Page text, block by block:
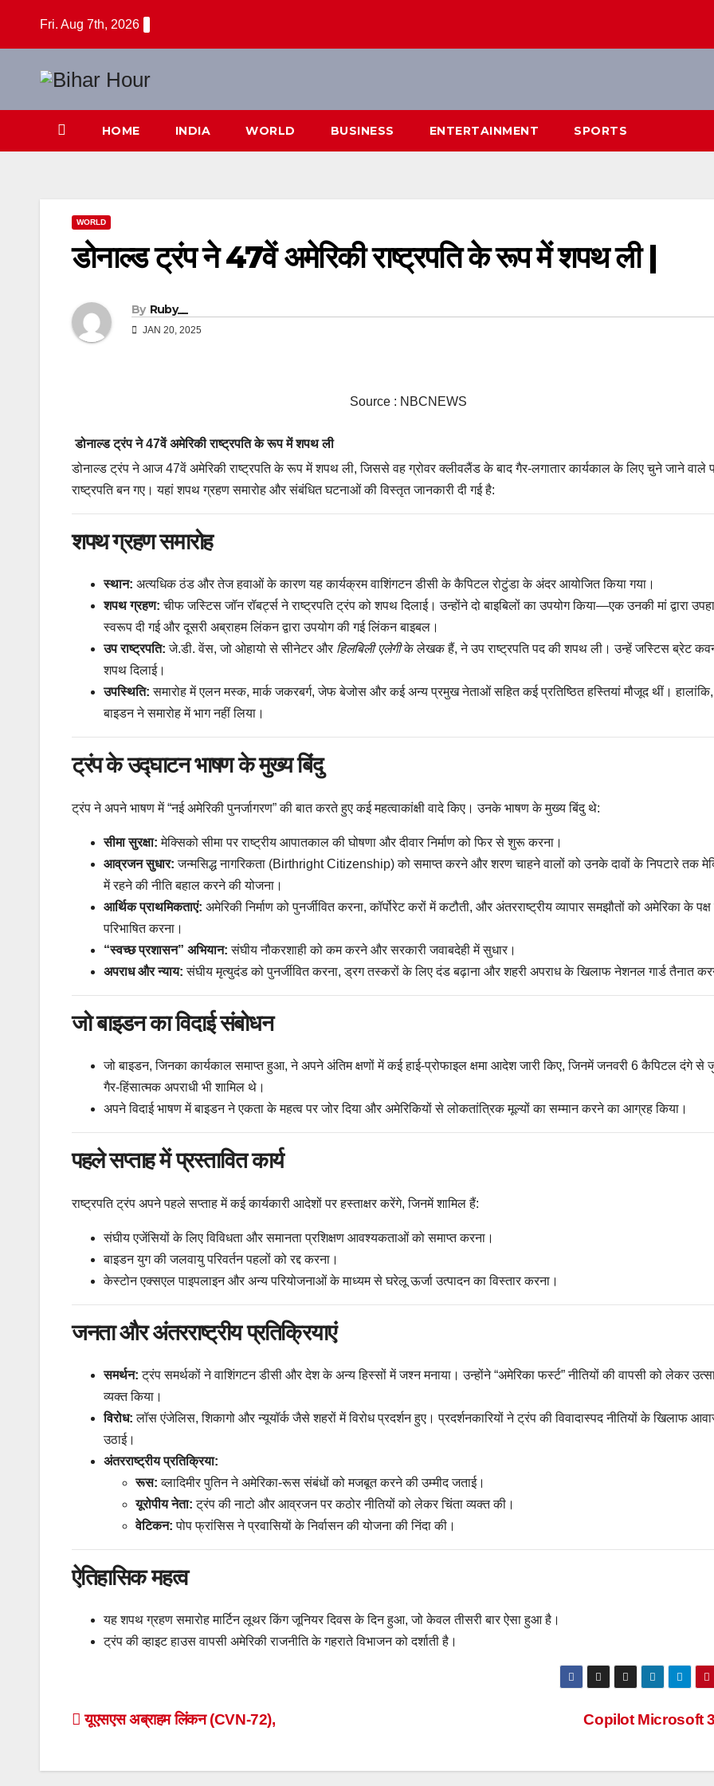
Fri. Aug 7th, 2026
HOME INDIA WORLD BUSINESS ENTERTAINMENT SPORTS
WORLD
डोनाल्ड ट्रंप ने 47वें अमेरिकी राष्ट्रपति के रूप में शपथ ली |
By Ruby__
JAN 20, 2025
Source : NBCNEWS
डोनाल्ड ट्रंप ने 47वें अमेरिकी राष्ट्रपति के रूप में शपथ ली
डोनाल्ड ट्रंप ने आज 47वें अमेरिकी राष्ट्रपति के रूप में शपथ ली, जिससे वह ग्रोवर क्लीवलैंड के बाद गैर-लगातार कार्यकाल के लिए चुने जाने वाले
राष्ट्रपति बन गए। यहां शपथ ग्रहण समारोह और संबंधित घटनाओं की विस्तृत जानकारी दी गई है:
शपथ ग्रहण समारोह
स्थान: अत्यधिक ठंड और तेज हवाओं के कारण यह कार्यक्रम वाशिंगटन डीसी के कैपिटल रोटुंडा के अंदर आयोजित किया गया।
शपथ ग्रहण: चीफ जस्टिस जॉन रॉबर्ट्स ने राष्ट्रपति ट्रंप को शपथ दिलाई। उन्होंने दो बाइबिलों का उपयोग किया—एक उनकी मां द्वारा
स्वरूप दी गई और दूसरी अब्राहम लिंकन द्वारा उपयोग की गई लिंकन बाइबल।
उप राष्ट्रपति: जे.डी. वेंस, जो ओहायो से सीनेटर और हिलबिली एलेगीके लेखक हैं, ने उप राष्ट्रपति पद की शपथ ली। उन्हें जस्टिस ब्रेट
शपथ दिलाई।
उपस्थिति: समारोह में एलन मस्क, मार्क जकरबर्ग, जेफ बेजोस और कई अन्य प्रमुख नेताओं सहित कई प्रतिष्ठित हस्तियां मौजूद थीं।
बाइडन ने समारोह में भाग नहीं लिया।
ट्रंप के उद्घाटन भाषण के मुख्य बिंदु
ट्रंप ने अपने भाषण में “नई अमेरिकी पुनर्जागरण” की बात करते हुए कई महत्वाकांक्षी वादे किए। उनके भाषण के मुख्य बिंदु थे:
सीमा सुरक्षा: मेक्सिको सीमा पर राष्ट्रीय आपातकाल की घोषणा और दीवार निर्माण को फिर से शुरू करना।
आव्रजन सुधार: जन्मसिद्ध नागरिकता (Birthright Citizenship) को समाप्त करने और शरण चाहने वालों को उनके दावों के निपटारे तक
में रहने की नीति बहाल करने की योजना।
आर्थिक प्राथमिकताएं: अमेरिकी निर्माण को पुनर्जीवित करना, कॉर्पोरेट करों में कटौती, और अंतरराष्ट्रीय व्यापार समझौतों को अमेरिका के
परिभाषित करना।
“स्वच्छ प्रशासन” अभियान: संघीय नौकरशाही को कम करने और सरकारी जवाबदेही में सुधार।
अपराध और न्याय: संघीय मृत्युदंड को पुनर्जीवित करना, ड्रग तस्करों के लिए दंड बढ़ाना और शहरी अपराध के खिलाफ नेशनल गार्ड तैनात
जो बाइडन का विदाई संबोधन
जो बाइडन, जिनका कार्यकाल समाप्त हुआ, ने अपने अंतिम क्षणों में कई हाई-प्रोफाइल क्षमा आदेश जारी किए, जिनमें जनवरी 6 कैपिटल दंगे
गैर-हिंसात्मक अपराधी भी शामिल थे।
अपने विदाई भाषण में बाइडन ने एकता के महत्व पर जोर दिया और अमेरिकियों से लोकतांत्रिक मूल्यों का सम्मान करने का आग्रह किया।
पहले सप्ताह में प्रस्तावित कार्य
राष्ट्रपति ट्रंप अपने पहले सप्ताह में कई कार्यकारी आदेशों पर हस्ताक्षर करेंगे, जिनमें शामिल हैं:
संघीय एजेंसियों के लिए विविधता और समानता प्रशिक्षण आवश्यकताओं को समाप्त करना।
बाइडन युग की जलवायु परिवर्तन पहलों को रद्द करना।
केस्टोन एक्सएल पाइपलाइन और अन्य परियोजनाओं के माध्यम से घरेलू ऊर्जा उत्पादन का विस्तार करना।
जनता और अंतरराष्ट्रीय प्रतिक्रियाएं
समर्थन: ट्रंप समर्थकों ने वाशिंगटन डीसी और देश के अन्य हिस्सों में जश्न मनाया। उन्होंने “अमेरिका फर्स्ट” नीतियों की वापसी को लेकर
व्यक्त किया।
विरोध: लॉस एंजेलिस, शिकागो और न्यूयॉर्क जैसे शहरों में विरोध प्रदर्शन हुए। प्रदर्शनकारियों ने ट्रंप की विवादास्पद नीतियों के खिलाफ
उठाई।
अंतरराष्ट्रीय प्रतिक्रिया:
रूस: व्लादिमीर पुतिन ने अमेरिका-रूस संबंधों को मजबूत करने की उम्मीद जताई।
यूरोपीय नेता: ट्रंप की नाटो और आव्रजन पर कठोर नीतियों को लेकर चिंता व्यक्त की।
वेटिकन: पोप फ्रांसिस ने प्रवासियों के निर्वासन की योजना की निंदा की।
ऐतिहासिक महत्व
यह शपथ ग्रहण समारोह मार्टिन लूथर किंग जूनियर दिवस के दिन हुआ, जो केवल तीसरी बार ऐसा हुआ है।
ट्रंप की व्हाइट हाउस वापसी अमेरिकी राजनीति के गहराते विभाजन को दर्शाती है।
Post
Copilot Microsoft
यूएसएस अब्राहम लिंकन (CVN-72),